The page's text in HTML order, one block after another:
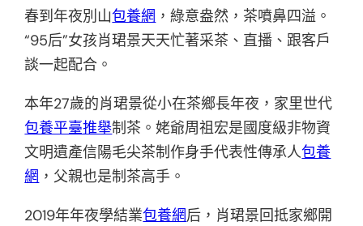
春到年夜別山包養網 ，綠意盎然，茶噴鼻四溢。
“95后”女孩肖珺景天天忙著采茶、直播、跟客戶
談一起配合。
本年27歲的肖珺景從小在茶鄉長年夜，家里世代
包養平臺推舉制茶。姥爺周祖宏是國度級非物資
文明遺產信陽毛尖茶制作身手代表性傳承人包養
網 ，父親也是制茶高手。
2019年年夜學結業包養網后，肖珺景回抵家鄉開